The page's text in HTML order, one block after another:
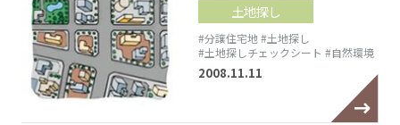
土地探し
#分譲住宅地#土地探し
#土地探しチェックシート #自然環境
2008.11.11